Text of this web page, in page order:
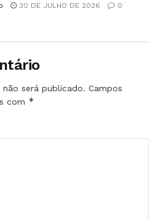
30 DE JULHO DE 2026 0
será publicado. Campos
com *